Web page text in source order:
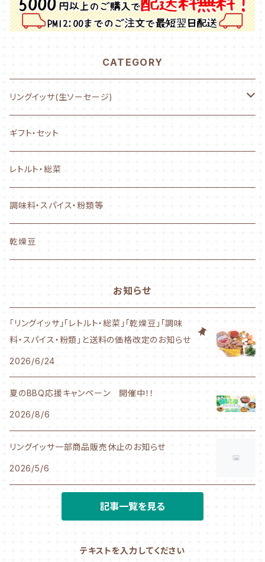
CATEGORY
リングイッサ(生ソーセージ)
NEW! AYASE CHURRASCO
ぐるぐるタイプ
フランクタイプ
かながわ綾瀬シリーズ
ギフト・セット
レトルト・総菜
調味料・スパイス・粉類等
乾燥豆
お知らせ
「リングイッサ」「レトルト・総菜」「乾燥豆」「調味
料・スパイス・粉類」と送料の価格改定のお知らせ
2026/6/24
夏のBBQ応援キャンペーン 開催中！！
2026/8/6
リングイッサ一部商品販売休止のお知らせ
2026/5/6
記事一覧を見る
テキストを入力してください